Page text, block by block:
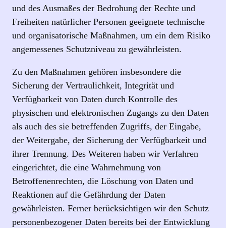
und des Ausmaßes der Bedrohung der Rechte und
Freiheiten natürlicher Personen geeignete technische
und organisatorische Maßnahmen, um ein dem Risiko
angemessenes Schutzniveau zu gewährleisten.
Zu den Maßnahmen gehören insbesondere die
Sicherung der Vertraulichkeit, Integrität und
Verfügbarkeit von Daten durch Kontrolle des
physischen und elektronischen Zugangs zu den Daten
als auch des sie betreffenden Zugriffs, der Eingabe,
der Weitergabe, der Sicherung der Verfügbarkeit und
ihrer Trennung. Des Weiteren haben wir Verfahren
eingerichtet, die eine Wahrnehmung von
Betroffenenrechten, die Löschung von Daten und
Reaktionen auf die Gefährdung der Daten
gewährleisten. Ferner berücksichtigen wir den Schutz
personenbezogener Daten bereits bei der Entwicklung